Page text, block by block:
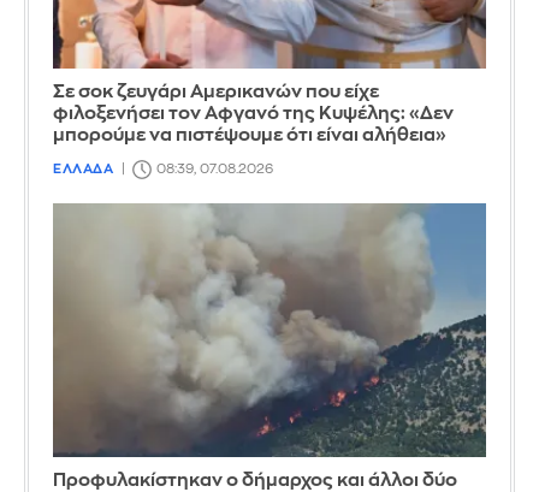
Σε σοκ ζευγάρι Αμερικανών που είχε
φιλοξενήσει τον Αφγανό της Κυψέλης: «Δεν
μπορούμε να πιστέψουμε ότι είναι αλήθεια»
ΕΛΛΑΔΑ 08:39, 07.08.2026
Προφυλακίστηκαν ο δήμαρχος και άλλοι δύο